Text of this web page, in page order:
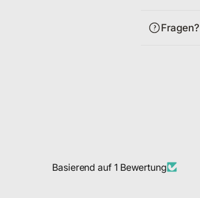
Fragen?
Basierend auf 1 Bewertung